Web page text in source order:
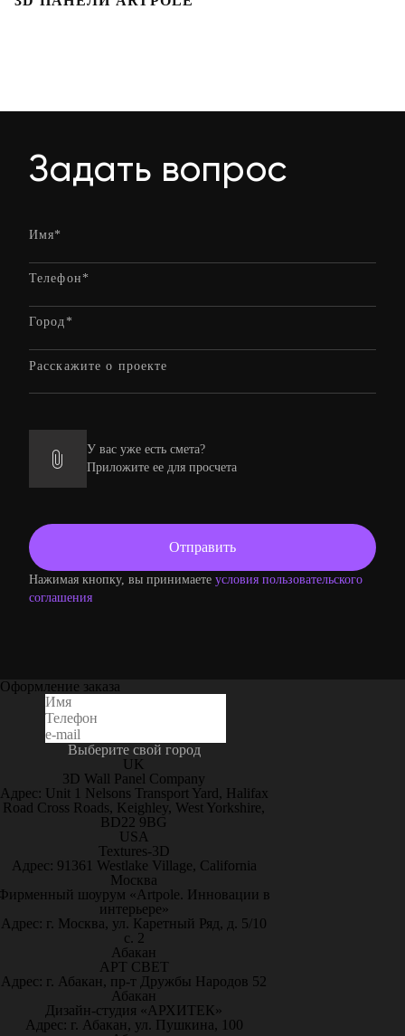
Задать вопрос
У вас уже есть смета?
Приложите ее для просчета
Нажимая кнопку, вы принимаете условия пользовательского
соглашения
Оформление заказа
Выберите свой город
UK
3D Wall Panel Company
Адрес: Unit 1 Nelsons Transport Yard, Halifax
Road Cross Roads, Keighley, West Yorkshire,
BD22 9BG
USA
Textures-3D
Адрес: 91361 Westlake Village, California
Москва
шоурум «Artpole. Инновации в
интерьере»
Адрес: г. Москва, ул. Каретный Ряд, д. 5/10
с. 2
Абакан
АРТ СВЕТ
Адрес: г. Абакан, пр-т Дружбы Народов 52
Абакан
Дизайн-студия «АРХИТЕК»
Адрес: г. Абакан, ул. Пушкина, 100